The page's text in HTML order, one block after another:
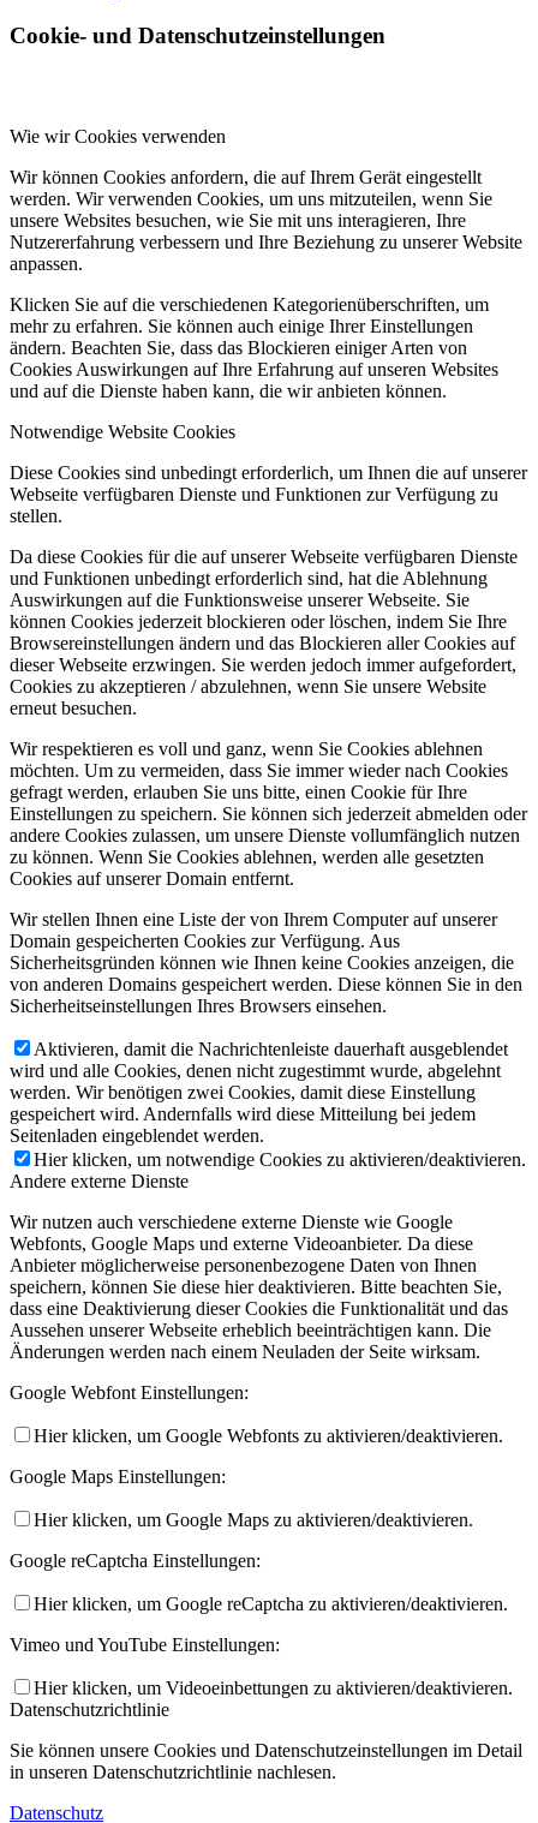
Cookie- und Datenschutzeinstellungen
Wie wir Cookies verwenden
Wir können Cookies anfordern, die auf Ihrem Gerät eingestellt
werden. Wir verwenden Cookies, um uns mitzuteilen, wenn Sie
unsere Websites besuchen, wie Sie mit uns interagieren, Ihre
Nutzererfahrung verbessern und Ihre Beziehung zu unserer Website
anpassen.
Klicken Sie auf die verschiedenen Kategorienüberschriften, um
mehr zu erfahren. Sie können auch einige Ihrer Einstellungen
ändern. Beachten Sie, dass das Blockieren einiger Arten von
Cookies Auswirkungen auf Ihre Erfahrung auf unseren Websites
und auf die Dienste haben kann, die wir anbieten können.
Notwendige Website Cookies
Diese Cookies sind unbedingt erforderlich, um Ihnen die auf unserer
Webseite verfügbaren Dienste und Funktionen zur Verfügung zu
stellen.
Da diese Cookies für die auf unserer Webseite verfügbaren Dienste
und Funktionen unbedingt erforderlich sind, hat die Ablehnung
Auswirkungen auf die Funktionsweise unserer Webseite. Sie
können Cookies jederzeit blockieren oder löschen, indem Sie Ihre
Browsereinstellungen ändern und das Blockieren aller Cookies auf
dieser Webseite erzwingen. Sie werden jedoch immer aufgefordert,
Cookies zu akzeptieren / abzulehnen, wenn Sie unsere Website
erneut besuchen.
Wir respektieren es voll und ganz, wenn Sie Cookies ablehnen
möchten. Um zu vermeiden, dass Sie immer wieder nach Cookies
gefragt werden, erlauben Sie uns bitte, einen Cookie für Ihre
Einstellungen zu speichern. Sie können sich jederzeit abmelden oder
andere Cookies zulassen, um unsere Dienste vollumfänglich nutzen
zu können. Wenn Sie Cookies ablehnen, werden alle gesetzten
Cookies auf unserer Domain entfernt.
Wir stellen Ihnen eine Liste der von Ihrem Computer auf unserer
Domain gespeicherten Cookies zur Verfügung. Aus
Sicherheitsgründen können wie Ihnen keine Cookies anzeigen, die
von anderen Domains gespeichert werden. Diese können Sie in den
Sicherheitseinstellungen Ihres Browsers einsehen.
Aktivieren, damit die Nachrichtenleiste dauerhaft ausgeblendet
wird und alle Cookies, denen nicht zugestimmt wurde, abgelehnt
werden. Wir benötigen zwei Cookies, damit diese Einstellung
gespeichert wird. Andernfalls wird diese Mitteilung bei jedem
Seitenladen eingeblendet werden.
Hier klicken, um notwendige Cookies zu aktivieren/deaktivieren.
Andere externe Dienste
Wir nutzen auch verschiedene externe Dienste wie Google
Webfonts, Google Maps und externe Videoanbieter. Da diese
Anbieter möglicherweise personenbezogene Daten von Ihnen
speichern, können Sie diese hier deaktivieren. Bitte beachten Sie,
dass eine Deaktivierung dieser Cookies die Funktionalität und das
Aussehen unserer Webseite erheblich beeinträchtigen kann. Die
Änderungen werden nach einem Neuladen der Seite wirksam.
Google Webfont Einstellungen:
Hier klicken, um Google Webfonts zu aktivieren/deaktivieren.
Google Maps Einstellungen:
Hier klicken, um Google Maps zu aktivieren/deaktivieren.
Google reCaptcha Einstellungen:
Hier klicken, um Google reCaptcha zu aktivieren/deaktivieren.
Vimeo und YouTube Einstellungen:
Hier klicken, um Videoeinbettungen zu aktivieren/deaktivieren.
Datenschutzrichtlinie
Sie können unsere Cookies und Datenschutzeinstellungen im Detail
in unseren Datenschutzrichtlinie nachlesen.
Datenschutz